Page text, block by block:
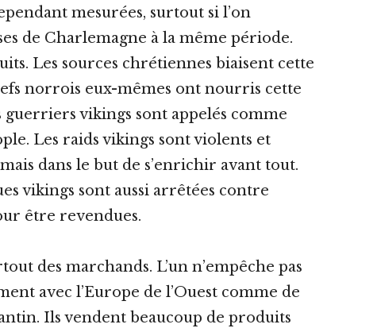
mesurées, surtout si l’on
de Charlemagne à la même période.
Les sources chrétiennes biaisent cette
norrois eux-mêmes ont nourris cette
guerriers vikings sont appelés comme
Les raids vikings sont violents et
dans le but de s’enrichir avant tout.
vikings sont aussi arrêtées contre
être revendues.
des marchands. L’un n’empêche pas
avec l’Europe de l’Ouest comme de
Ils vendent beaucoup de produits